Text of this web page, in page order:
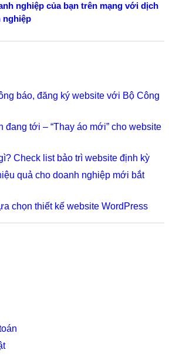
báo, đăng ký website với Bộ Công
đang tới – “Thay áo mới” cho website
Check list bảo trì website định kỳ
quả cho doanh nghiệp mới bắt
chọn thiết kế website WordPress
nghiệp của bạn trên mạng với dịch
nghiệp